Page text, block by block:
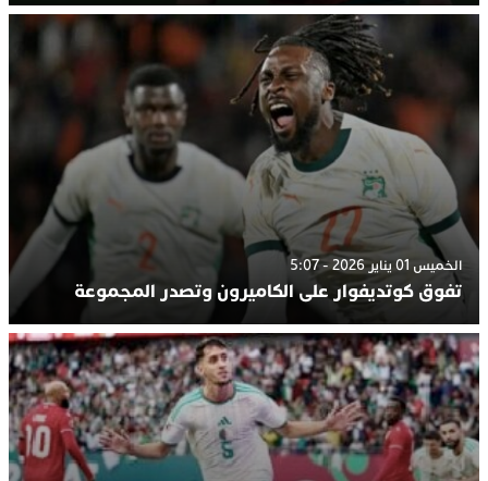
الخميس 01 يناير 2026 - 5:07
تفوق كوتديفوار على الكاميرون وتصدر المجموعة